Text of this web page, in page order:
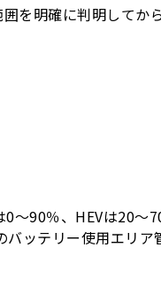
を明確に判明してか
〜90％、HEVは20〜
ッテリー使用エリア